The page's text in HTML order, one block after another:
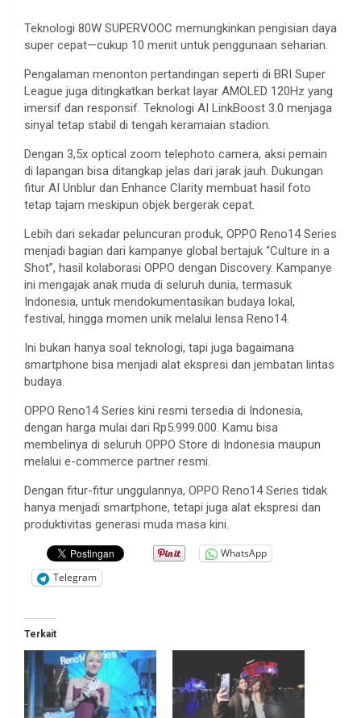
Teknologi 80W SUPERVOOC memungkinkan pengisian daya
super cepat—cukup 10 menit untuk penggunaan seharian.
Pengalaman menonton pertandingan seperti di BRI Super
League juga ditingkatkan berkat layar AMOLED 120Hz yang
imersif dan responsif. Teknologi AI LinkBoost 3.0 menjaga
sinyal tetap stabil di tengah keramaian stadion.
Dengan 3,5x optical zoom telephoto camera, aksi pemain
di lapangan bisa ditangkap jelas dari jarak jauh. Dukungan
fitur AI Unblur dan Enhance Clarity membuat hasil foto
tetap tajam meskipun objek bergerak cepat.
Lebih dari sekadar peluncuran produk, OPPO Reno14 Series
menjadi bagian dari kampanye global bertajuk “Culture in a
Shot”, hasil kolaborasi OPPO dengan Discovery. Kampanye
ini mengajak anak muda di seluruh dunia, termasuk
Indonesia, untuk mendokumentasikan budaya lokal,
festival, hingga momen unik melalui lensa Reno14.
Ini bukan hanya soal teknologi, tapi juga bagaimana
smartphone bisa menjadi alat ekspresi dan jembatan lintas
budaya.
OPPO Reno14 Series kini resmi tersedia di Indonesia,
dengan harga mulai dari Rp5.999.000. Kamu bisa
membelinya di seluruh OPPO Store di Indonesia maupun
melalui e-commerce partner resmi.
Dengan fitur-fitur unggulannya, OPPO Reno14 Series tidak
hanya menjadi smartphone, tetapi juga alat ekspresi dan
produktivitas generasi muda masa kini.
WhatsApp
Telegram
Terkait